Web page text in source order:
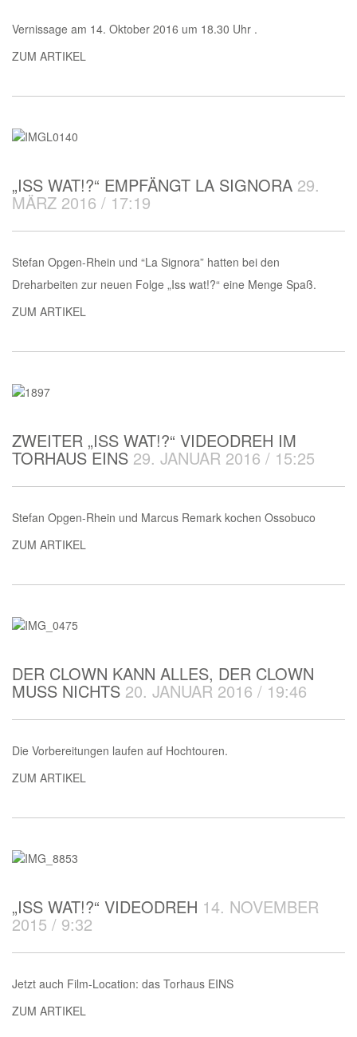
Vernissage am 14. Oktober 2016 um 18.30 Uhr .
ZUM ARTIKEL
„ISS WAT!?“ EMPFÄNGT LA SIGNORA 29.
MÄRZ 2016 / 17:19
Stefan Opgen-Rhein und “La Signora” hatten bei den
Dreharbeiten zur neuen Folge „Iss wat!?“ eine Menge Spaß.
ZUM ARTIKEL
ZWEITER „ISS WAT!?“ VIDEODREH IM
TORHAUS EINS 29. JANUAR 2016 / 15:25
Stefan Opgen-Rhein und Marcus Remark kochen Ossobuco
ZUM ARTIKEL
DER CLOWN KANN ALLES, DER CLOWN
MUSS NICHTS 20. JANUAR 2016 / 19:46
Die Vorbereitungen laufen auf Hochtouren.
ZUM ARTIKEL
„ISS WAT!?“ VIDEODREH 14. NOVEMBER
2015 / 9:32
Jetzt auch Film-Location: das Torhaus EINS
ZUM ARTIKEL